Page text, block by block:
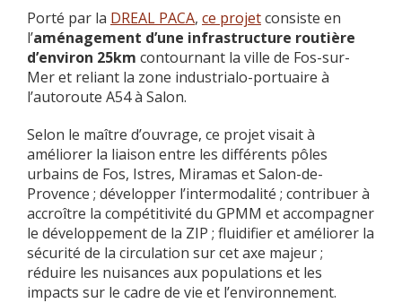
Porté par la DREAL PACA, ce projetconsiste en
l’aménagement d’une infrastructure routière
d’environ 25km contournant la ville de Fos-sur-
Mer et reliant la zone industrialo-portuaire à
l’autoroute A54 à Salon.
Selon le maître d’ouvrage, ce projet visait à
améliorer la liaison entre les différents pôles
urbains de Fos, Istres, Miramas et Salon-de-
Provence ; développer l’intermodalité ; contribuer à
accroître la compétitivité du GPMM et accompagner
le développement de la ZIP ; fluidifier et améliorer la
sécurité de la circulation sur cet axe majeur ;
réduire les nuisances aux populations et les
impacts sur le cadre de vie et l’environnement.